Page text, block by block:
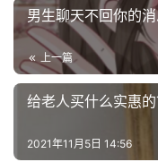
男生聊天不回你的
上一篇
给老人买什么实惠
2021年11月5日 14:56